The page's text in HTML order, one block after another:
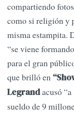
compartiendo
como si religión y
misma estampita.
“se viene
para el gran
que brilló en
Legrandacusó
sueldo de 9